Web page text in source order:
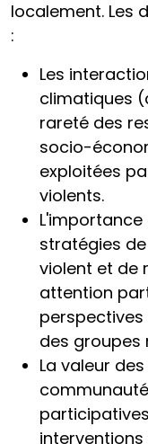
localement. Les
:
Les
climatiques
rareté des
socio-
exploitées
violents.
L'importance
stratégies
violent et de
attention
des groupes
La valeur